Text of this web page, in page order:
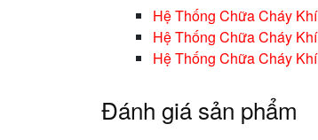
Hệ Thống Chữa Cháy
Hệ Thống Chữa Cháy
Hệ Thống Chữa Cháy
Đánh giá sản phẩm